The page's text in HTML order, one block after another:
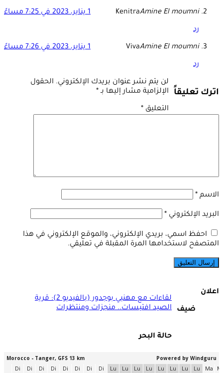
Amine El moumni 1 يناير، 2023 في 7:25 مساءً Kenitra
رد
Amine El moumni 1 يناير، 2023 في 7:26 مساءً Viva
رد
اترك تعليقاً
لن يتم نشر عنوان بريدك الإلكتروني. الحقول
الإلزامية مشار إليها بـ*
التعليق *
الاسم *
البريد الإلكتروني *
احفظ اسمي، بريدي الإلكتروني، والموقع الإلكتروني في هذا
المتصفح لاستخدامها المرة المقبلة في تعليقي.
اعلان
ضيف
لقاءات مع مهنيي بوجدور (بالفيديو 2): قرية
الصيد افتيسات.. منجزات ومنتظرات
حالة البحر